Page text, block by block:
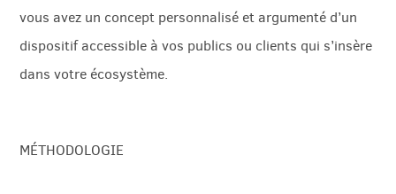
vous avez un concept personnalisé et argumenté d’un
dispositif accessible à vos publics ou clients qui s’insère
dans votre écosystème.
MÉTHODOLOGIE